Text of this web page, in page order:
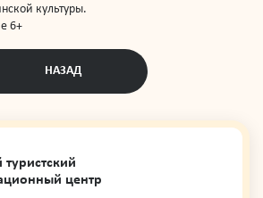
культуры.
6+
НАЗАД
туристский
центр